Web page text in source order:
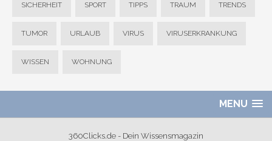
SICHERHEIT SPORT TIPPS TRAUM TRENDS
TUMOR URLAUB VIRUS VIRUSERKRANKUNG
WISSEN WOHNUNG
MENU
360Clicks.de - Dein Wissensmagazin